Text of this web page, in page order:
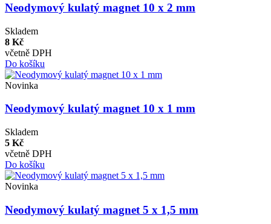
Neodymový kulatý magnet 10 x 2 mm
Skladem
8 Kč
včetně DPH
Do košíku
Novinka
Neodymový kulatý magnet 10 x 1 mm
Skladem
5 Kč
včetně DPH
Do košíku
Novinka
Neodymový kulatý magnet 5 x 1,5 mm